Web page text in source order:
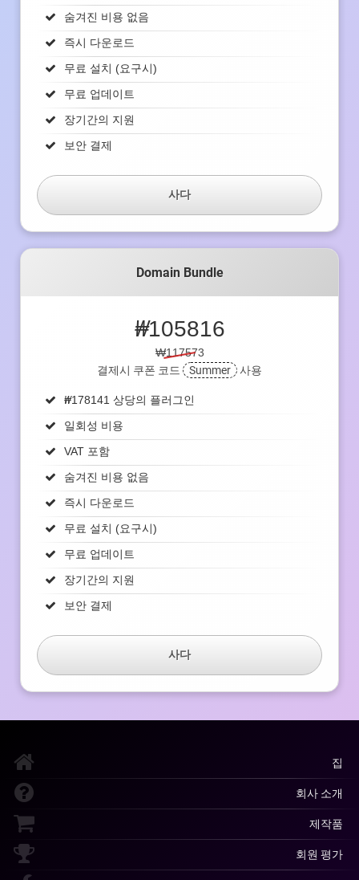
숨겨진 비용 없음
즉시 다운로드
무료 설치 (요구시)
무료 업데이트
장기간의 지원
보안 결제
사다
Domain Bundle
₩105816
₩117573
결제시 쿠폰 코드
Summer 사용
₩178141 상당의 플러그인
일회성 비용
VAT 포함
숨겨진 비용 없음
즉시 다운로드
무료 설치 (요구시)
무료 업데이트
장기간의 지원
보안 결제
사다
집
회사 소개
제작품
회원 평가